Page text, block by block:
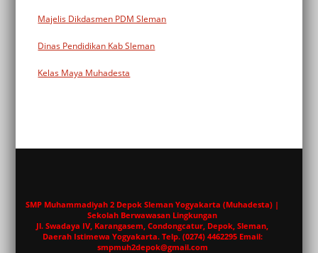
Majelis Dikdasmen PDM Sleman
Dinas Pendidikan Kab Sleman
Kelas Maya Muhadesta
SMP Muhammadiyah 2 Depok Sleman Yogyakarta (Muhadesta) |
Sekolah Berwawasan Lingkungan
Jl. Swadaya IV, Karangasem, Condongcatur, Depok, Sleman,
Daerah Istimewa Yogyakarta. Telp. (0274) 4462295 Email:
smpmuh2depok@gmail.com